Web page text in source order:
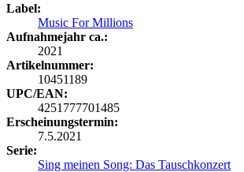
Label:
Music For Millions
Aufnahmejahr ca.:
2021
Artikelnummer:
10451189
UPC/EAN:
4251777701485
Erscheinungstermin:
7.5.2021
Serie:
Sing meinen Song: Das Tauschkonzert